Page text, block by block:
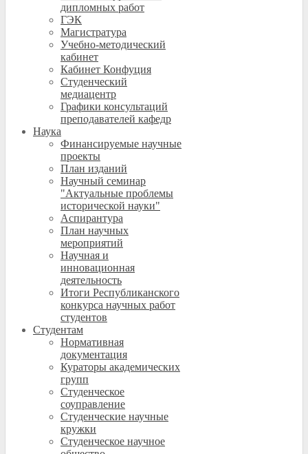
дипломных работ
ГЭК
Магистратура
Учебно-методический
кабинет
Кабинет Конфуция
Студенческий
медиацентр
Графики консультаций
преподавателей кафедр
Наука
Финансируемые научные
проекты
План изданий
Научный семинар
"Актуальные проблемы
исторической науки"
Аспирантура
План научных
мероприятий
Научная и
инновационная
деятельность
Итоги Республиканского
конкурса научных работ
студентов
Студентам
Нормативная
документация
Кураторы академических
групп
Студенческое
соуправление
Студенческие научные
кружки
Студенческое научное